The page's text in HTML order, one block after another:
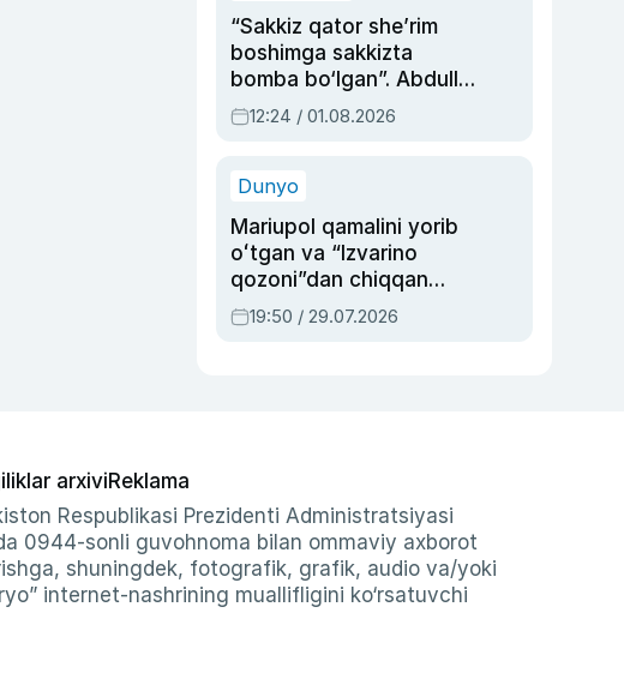
“Sakkiz qator she’rim
boshimga sakkizta
bomba bo‘lgan”. Abdulla
Oripovni siyosiy
ayblovlardan asrab
12:24 / 01.08.2026
Dunyo
Mariupol qamalini yorib
oʻtgan va “Izvarino
qozoni”dan chiqqan
qahramon — Ukraina
armiyasi bosh
19:50 / 29.07.2026
arxiviReklama
Respublikasi Prezidenti Administratsiyasi
0944-sonli guvohnoma bilan ommaviy axborot
shuningdek, fotografik, grafik, audio va/yoki
internet-nashrining muallifligini ko‘rsatuvchi